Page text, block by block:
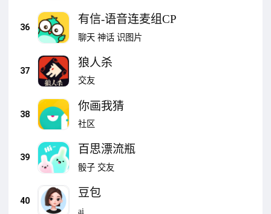
36
有信-语音连麦组CP
聊天 神话 识图片
37
狼人杀
交友
38
你画我猜
社区
39
百思漂流瓶
骰子 交友
40
豆包
ai